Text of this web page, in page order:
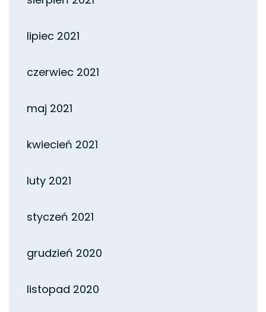
lipiec 2021
czerwiec 2021
maj 2021
kwiecień 2021
luty 2021
styczeń 2021
grudzień 2020
listopad 2020